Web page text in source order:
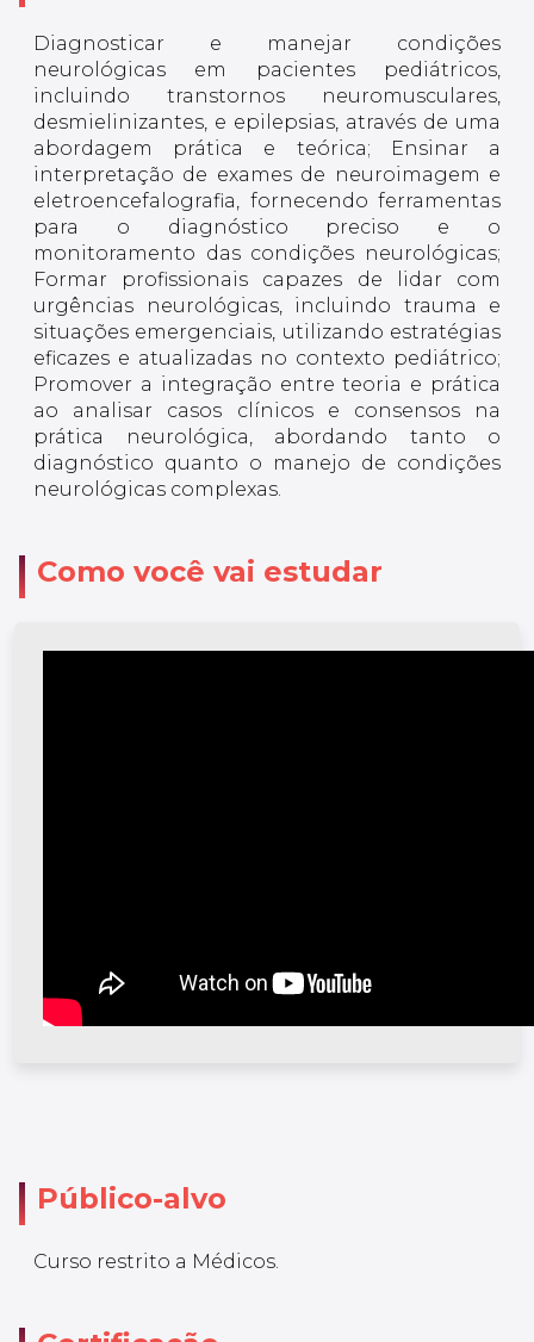
Diagnosticar e manejar condições
neurológicas em pacientes pediátricos,
incluindo transtornos neuromusculares,
desmielinizantes, e epilepsias, através de uma
abordagem prática e teórica; Ensinar a
interpretação de exames de neuroimagem e
eletroencefalografia, fornecendo ferramentas
para o diagnóstico preciso e o
monitoramento das condições neurológicas;
Formar profissionais capazes de lidar com
urgências neurológicas, incluindo trauma e
situações emergenciais, utilizando estratégias
eficazes e atualizadas no contexto pediátrico;
Promover a integração entre teoria e prática
ao analisar casos clínicos e consensos na
prática neurológica, abordando tanto o
diagnóstico quanto o manejo de condições
neurológicas complexas.
Como você vai estudar
Público-alvo
Curso restrito a Médicos.